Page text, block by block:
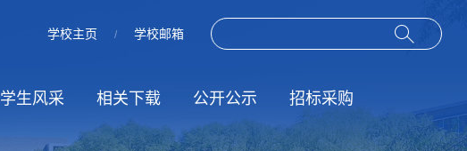
学校主页 / 学校邮箱
学生风采 相关下载
规章制度
公开公示 招标采购
招标信息
服务指南
结果公示